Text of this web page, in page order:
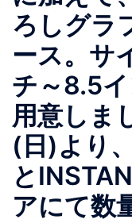
ろしグラ
ース。サ
チ～8.5
用意しま
(日)より
と
アにて数